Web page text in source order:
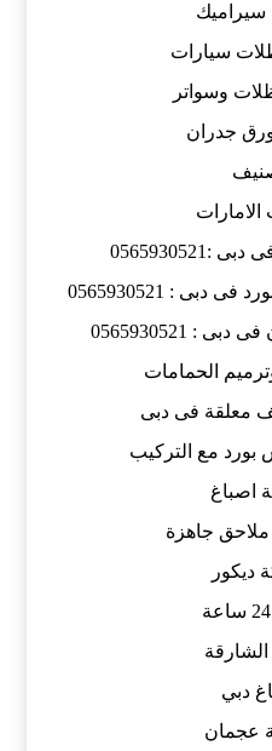
سيراميك
سيارات
وسواتر
جدران
: 0565930521
0565930521
الحمامات
معلقة فى دبى
بورد مع التركيب
اصباغ
ملاحق جاهزة
ديكور
دبي
عجمان